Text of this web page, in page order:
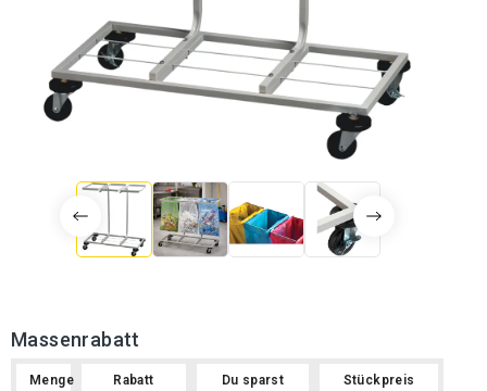
Massenrabatt
Menge Rabatt Du sparst Stückpreis